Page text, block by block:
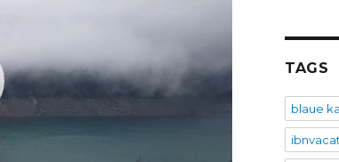
TAGS
blaue